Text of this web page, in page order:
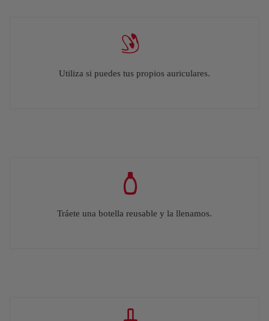
Utiliza si puedes tus propios auriculares.
Tráete una botella reusable y la llenamos.